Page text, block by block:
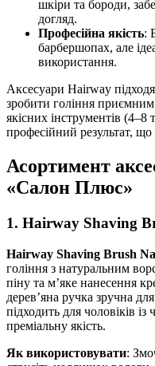
шкіри та бороди,
догляд.
Професійна якість:
барбершопах, але
використання.
Аксесуари Hairway
зробити гоління
якісних інструментів (4–8
професійний результат, що
Асортимент
«Салон Плюс»
1. Hairway Shaving
Hairway Shaving Brush
гоління з натуральним
піну та м’яке нанесення
дерев’яна ручка зручна
підходить для чоловіків
преміальну якість.
Як використовувати: